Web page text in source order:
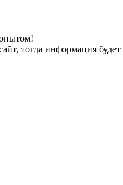
тогда информация